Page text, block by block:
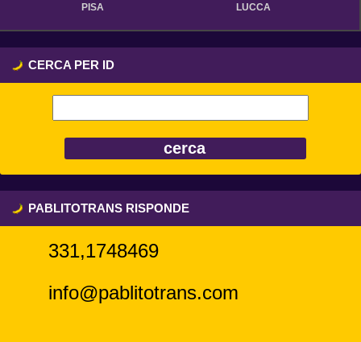
PISA
LUCCA
CERCA PER ID
PABLITOTRANS RISPONDE
331,1748469
info@pablitotrans.com